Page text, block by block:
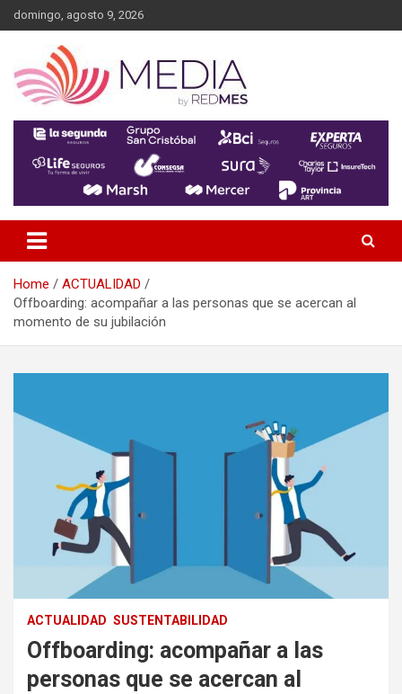
Skip
to
domingo, agosto 9, 2026
Home
ACTUALIDAD
Offboarding: acompañar a las personas que se acercan al
momento de su jubilación
ACTUALIDAD SUSTENTABILIDAD
Offboarding: acompañar a las
personas que se acercan al